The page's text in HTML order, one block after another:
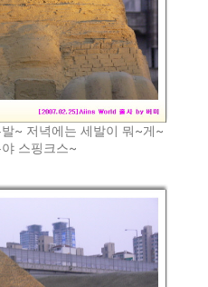
~ 저녁에는 세발이 뭐~게~
스핑크스~